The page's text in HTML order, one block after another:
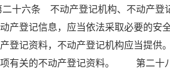
六条 不动产登记机构、不动产登
动产登记信息，应当依法采取必要
产登记资料，不动产登记机构应当
项有关的不动产登记资料。 第二十